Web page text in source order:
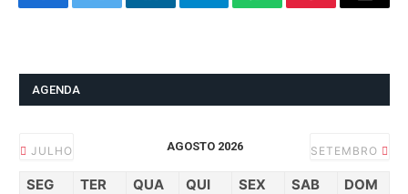
FacebookTwitter LinkedInTelegramWhatsAppPinterestEmail
AGENDA
JULHO AGOSTO 2026 SETEMBRO
SEG TER QUA QUI SEX SAB DOM